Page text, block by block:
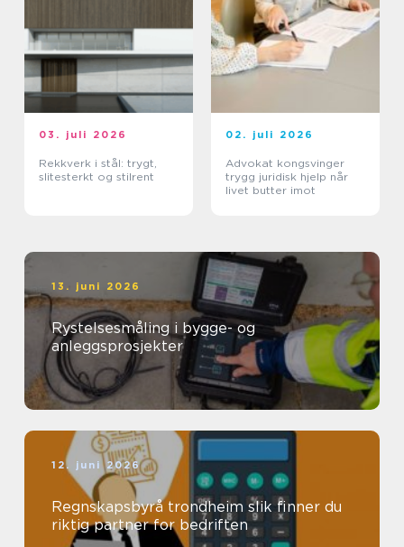
03. juli 2026
Rekkverk i stål: trygt,
slitesterkt og stilrent
02. juli 2026
Advokat kongsvinger
trygg juridisk hjelp når
livet butter imot
13. juni 2026
Rystelsesmåling i bygge- og
anleggsprosjekter
12. juni 2026
Regnskapsbyrå trondheim slik finner du
riktig partner for bedriften